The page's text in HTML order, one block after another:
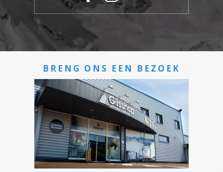
BRENG ONS EEN BEZOEK